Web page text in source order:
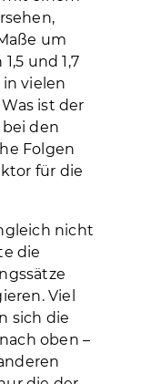
um
und 1,7
vielen
ist der
den
Folgen
für die
nicht
die
Viel
sich die
oben –